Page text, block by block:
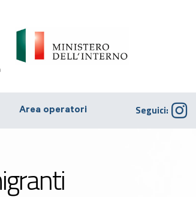
Area operatori Seguici: